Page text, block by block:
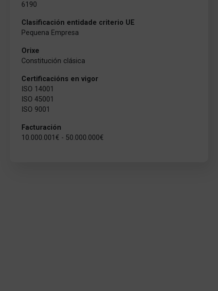
6190
Clasificación entidade criterio UE
Pequena Empresa
Orixe
Constitución clásica
Certificacións en vigor
ISO 14001
ISO 45001
ISO 9001
Facturación
10.000.001€ - 50.000.000€